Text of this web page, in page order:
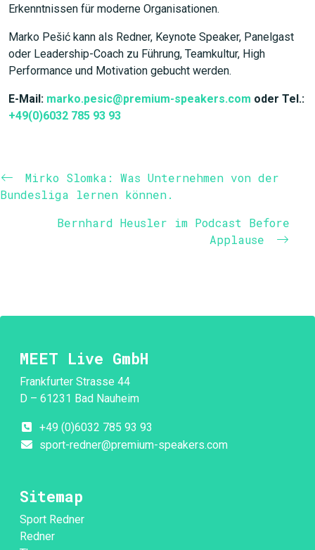
Erkenntnissen für moderne Organisationen.
Marko Pešić kann als Redner, Keynote Speaker, Panelgast
oder Leadership-Coach zu Führung, Teamkultur, High
Performance und Motivation gebucht werden.
E-Mail: marko.pesic@premium-speakers.com oder Tel.:
+49(0)6032 785 93 93
Mirko Slomka: Was Unternehmen von der
Bundesliga lernen können.
Bernhard Heusler im Podcast Before
Applause
MEET Live GmbH
Frankfurter Strasse 44
D – 61231 Bad Nauheim
+49 (0)6032 785 93 93
sport-redner@premium-speakers.com
Sitemap
Sport Redner
Redner